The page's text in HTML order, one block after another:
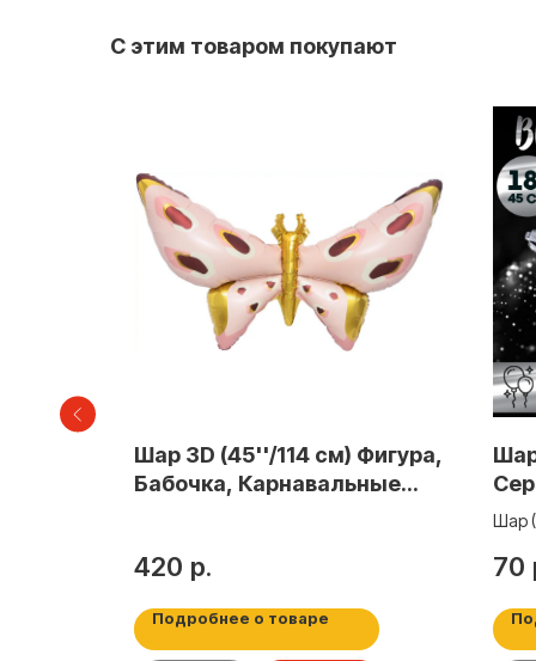
С этим товаром покупают
Шар 3D (45''/114 см) Фигура,
Бабочка, Карнавальные
420 р.
Подробнее о товаре
Шар
70